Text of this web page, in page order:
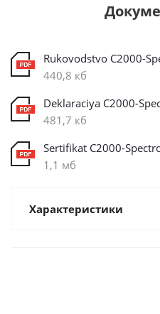
Rukovodstvo C2000-
440,8 кб
Deklaraciya C2000-
481,7 кб
Sertifikat C2000-
1,1 мб
Характеристики